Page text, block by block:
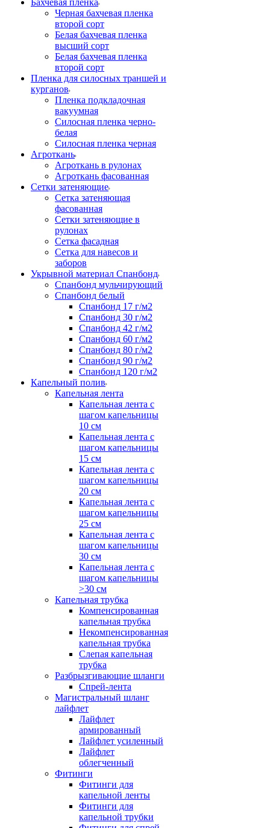
Бахчевая пленка
Черная бахчевая пленка
второй сорт
Белая бахчевая пленка
высший сорт
Белая бахчевая пленка
второй сорт
Пленка для силосных траншей и
курганов
Пленка подкладочная
вакуумная
Силосная пленка черно-
белая
Силосная пленка черная
Агроткань
Агроткань в рулонах
Агроткань фасованная
Сетки затеняющие
Сетка затеняющая
фасованная
Сетки затеняющие в
рулонах
Сетка фасадная
Сетка для навесов и
заборов
Укрывной материал Спанбонд
Спанбонд мульчирующий
Спанбонд белый
Спанбонд 17 г/м2
Спанбонд 30 г/м2
Спанбонд 42 г/м2
Спанбонд 60 г/м2
Спанбонд 80 г/м2
Спанбонд 90 г/м2
Спанбонд 120 г/м2
Капельный полив
Капельная лента
Капельная лента с
шагом капельницы
10 см
Капельная лента с
шагом капельницы
15 см
Капельная лента с
шагом капельницы
20 см
Капельная лента с
шагом капельницы
25 см
Капельная лента с
шагом капельницы
30 см
Капельная лента с
шагом капельницы
>30 см
Капельная трубка
Компенсированная
капельная трубка
Некомпенсированная
капельная трубка
Слепая капельная
трубка
Разбрызгивающие шланги
Спрей-лента
Магистральный шланг
лайфлет
Лайфлет
армированный
Лайфлет усиленный
Лайфлет
облегченный
Фитинги
Фитинги для
капельной ленты
Фитинги для
капельной трубки